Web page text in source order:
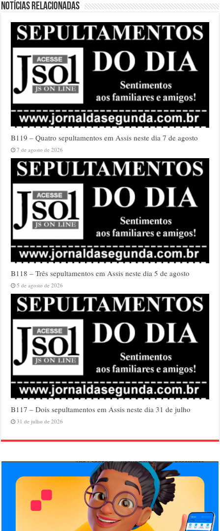
Notícias relacionadas
B119 – Quatro sepultamentos em Assis neste dia 7 de agosto
7 de agosto de 2026
B118 – Três sepultamentos em Assis neste dia 5 de agosto
5 de agosto de 2026
B117 – Dois sepultamentos em Assis neste dia 31 de julho
31 de julho de 2026